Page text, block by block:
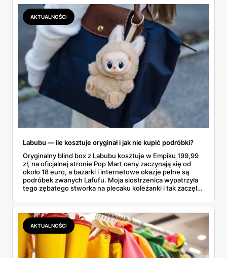
lawinowo, a chętnych jeszcze szybciej. Sprawdziłam, co
dokładnie dostajemy za te pieniądze i komu taka rakieta
faktycznie wystarczy.
AKTUALNOŚCI
Labubu — ile kosztuje oryginał i jak nie kupić podróbki?
Oryginalny blind box z Labubu kosztuje w Empiku 199,99
zł, na oficjalnej stronie Pop Mart ceny zaczynają się od
około 18 euro, a bazarki i internetowe okazje pełne są
podróbek zwanych Lafufu. Moja siostrzenica wypatrzyła
tego zębatego stworka na plecaku koleżanki i tak zaczęło
kosztuje i po czym poznać, że sprzedawca nie wciska nam
podróbki. Spisałam wszystko, czego się dowiedziałam —
łącznie z jedną wpadką, o której za chwilę.
AKTUALNOŚCI